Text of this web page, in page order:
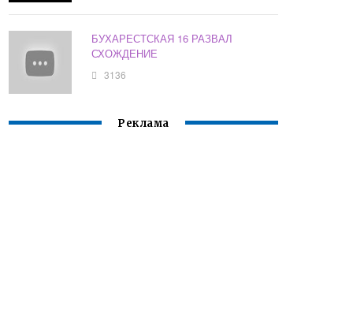
БУХАРЕСТСКАЯ 16 РАЗВАЛ
СХОЖДЕНИЕ
3136
Реклама